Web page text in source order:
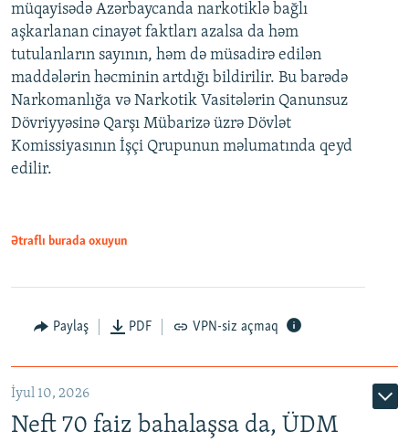
müqayisədə Azərbaycanda narkotiklə bağlı
aşkarlanan cinayət faktları azalsa da həm
tutulanların sayının, həm də müsadirə edilən
maddələrin həcminin artdığı bildirilir. Bu barədə
Narkomanlığa və Narkotik Vasitələrin Qanunsuz
Dövriyyəsinə Qarşı Mübarizə üzrə Dövlət
Komissiyasının İşçi Qrupunun məlumatında qeyd
edilir.
Ətraflı burada oxuyun
Paylaş PDF VPN-siz açmaq
İyul 10, 2026
Neft 70 faiz bahalaşsa da, ÜDM